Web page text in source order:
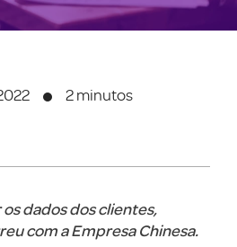
2 minutos
dados dos clientes,
com a Empresa Chinesa.